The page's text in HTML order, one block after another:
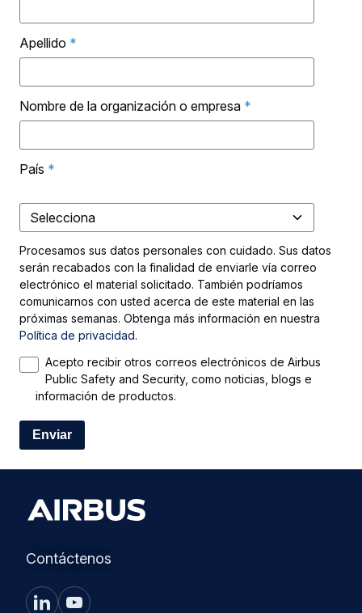
Apellido *
Nombre de la organización o empresa *
País *
Procesamos sus datos personales con cuidado. Sus datos
serán recabados con la finalidad de enviarle vía correo
electrónico el material solicitado. También podríamos
comunicarnos con usted acerca de este material en las
próximas semanas. Obtenga más información en nuestra
Política de privacidad.
Acepto recibir otros correos electrónicos de Airbus
Public Safety and Security, como noticias, blogs e
información de productos.
Contáctenos